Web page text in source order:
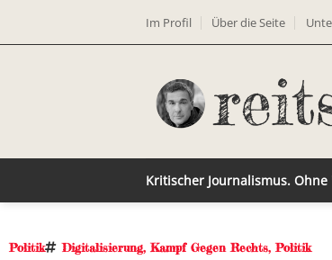
Im Profil Über die Seite
Kritischer Journalismus.
Politik Digitalisierung, Kampf Gegen Rechts,Politik